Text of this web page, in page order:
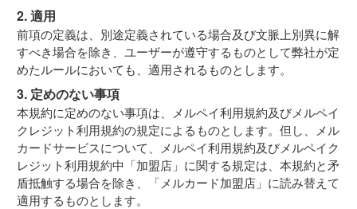
2. 適用
前項の定義は、別途定義されている場合及び文脈上別異に解
すべき場合を除き、ユーザーが遵守するものとして弊社が定
めたルールにおいても、適用されるものとします。
3. 定めのない事項
本規約に定めのない事項は、メルペイ利用規約及びメルペイ
クレジット利用規約の規定によるものとします。但し、メル
カードサービスについて、メルペイ利用規約及びメルペイク
レジット利用規約中「加盟店」に関する規定は、本規約と矛
盾抵触する場合を除き、「メルカード加盟店」に読み替えて
適用するものとします。